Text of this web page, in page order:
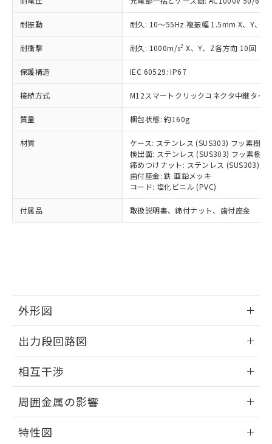
耐振動 耐久: 10～55Hz 複振幅 1.5mm X、Y、Z
耐衝撃 耐久: 1000m/s2 X、Y、Z各方向 10回
保護構造 IEC 60529: IP67
接続方式 M12スマートクリックコネクタ中継タイ
質量 梱包状態: 約160g
材質
ケース: ステンレス (SUS303) フッ素樹脂
検出面: ステンレス (SUS303) フッ素樹脂
締めつけナット: ステンレス (SUS303) フ
歯付座金: 鉄 亜鉛メッキ
コード: 塩化ビニル (PVC)
付属品 取扱説明書、締付ナット、歯付座金
外形図
外形図
出力段回路図
出力段回路図
相互干渉
相互干渉
周囲金属の影響
特性図
タに基づき作成されるものであり、閲
覧された時点での実際の在庫および標
準価格とは異なる場合があることをご
了承ください。
様のお取引先、またはお客様担当のオ
ムロン制御機器販売店・当社販売員に
オムロン制御機器販売店や当社販売拠
販売ネットワーク
」をご確認
在庫状況および標準価格結果を当社の
事前の承諾なく第三者に漏洩または開
示しないようお願いします。
マイパーツ機能（部品リスト作成サー
ビス）をご利用いただくには、I-Web
引・商談に必要な範囲で利用すること
の共同利用に関して"
用者の範囲」に記載されている法人を
指します。
ミウム(Cd) 100ppm以下、
六価クロム(Cr(Ⅵ)) 1000ppm以下、ポリ臭化ビフェニル
類(PBB) 1000ppm以下、ポリ臭化ジフェニルエーテル類
(PBDE) 1000ppm以下、フタル酸ビス(2-エチルヘキシ
ル) (DEHP)(別名：DOP) 1000ppm以下、フタル酸ブチ
ルベンジル（BBP） 1000ppm以下、フタル酸ジブチル
（DBP） 1000ppm以下、フタル酸ジイソブチル
(DIBP) 1000ppm以下
但し、RoHS指令で産業用監視および制御機器に対する
フタル酸エステル類の４物質については閾値を超える意
部品在庫の切り替え状況などにより、予定
月が前後することがあります。
EU RoHS指令（10物質）の非含有証明書
51物質の非含有証明書（当社基準）
※本証明書は発行日時点で非含有を証明す
るもので、過去に遡って非含有を証明する
ものではありません。
また、RoHS指令のフタル酸エステル類４
荷製品に未対応品が混在することから備考
欄に対応日を記載しておりました。
既に当社にて対応品への在庫切替を完了
*中国RoHS10物質の基準値 (GB/T26572)：
Pb(鉛) :1000ppm、 Hg(水銀) : 1000ppm、 Cd(カドミウ
Cr(Ⅵ)(六価クロム) : 1000ppm、 PBBs(ポリ臭化ビフェ
ニル類) : 1000ppm、 PBDEs(ポリ臭化ジフェニルエーテ
DBP(フタル酸ジブチル) : 1000ppm、 DIBP(フタル酸ジ
イソブチル) : 1000ppm、 BBP(フタル酸ブチルベンジ
ル) : 1000ppm、
DEHP(フタル酸ビス(2-エチルヘキシル)) : 1000ppm
※2 環境保護使用期限
「ｅ」：有害物質（10物質）のすべてが基
準値以下であることを示します。
「10」：通常の使用状況下において有害物
質が外部に漏えいし、環境に深刻な影響を
及ぼさない年数を意味します。
「－」：未確認です。当社販売部門へお問
または国外への提供する場合は、日本
国政府の輸出許可(または役務取引許
可)を取得するなどの必要な手続きを
当社は規制貨物を破棄する場合は、完
全に破砕するなど、違法に輸出されな
いよう必要な手段を講じます。
当社は貴社製品を、核兵器、ミサイ
ル、化学兵器、生物兵器またはその他
武器並びにこれらの製造装置等に一切
使用いたしません。
当社は、貴社製品を第三者に販売する
場合は、上記1、2および3の内容を当
該第三者に通知します。また当社は、
販売先および販売に係わる関係者が違
法に輸出するおそれがある場合は、取
り引きをいたしません。
合意する キャンセル
一定数以上の在庫あり
一定数には満たないが在庫あり
在庫なし(最新の在庫状況につ
いては、お客様のお取引先、ま
たはお客様担当のオムロン制御
機器販売店・当社販売員にご確
認ください)
受注生産機種、また在庫状況の
情報を公開していない機種